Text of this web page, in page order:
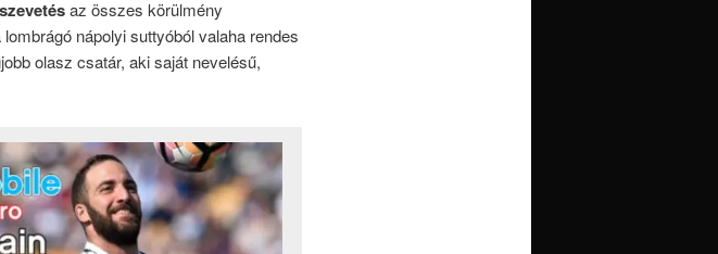
az összes körülmény
nápolyi suttyóból valaha rendes
olasz csatár, aki saját nevelésű,